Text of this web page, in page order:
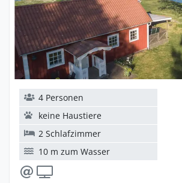
4 Personen
keine Haustiere
2 Schlafzimmer
10 m zum Wasser